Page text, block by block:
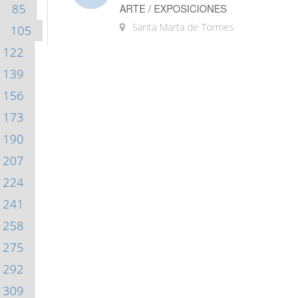
85
105
122
139
156
173
190
207
224
241
258
275
292
309
ARTE / EXPOSICIONES
Santa Marta de Tormes